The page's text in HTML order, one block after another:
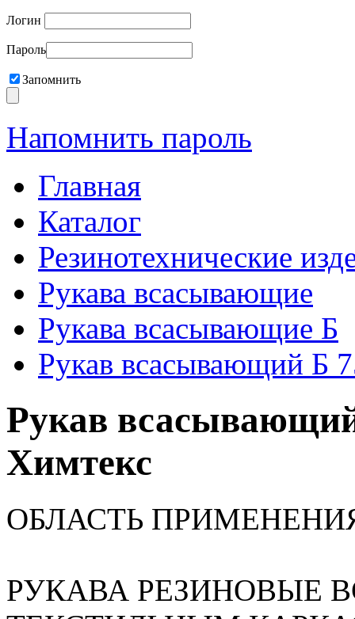
Логин
Пароль
Запомнить
Напомнить пароль
Главная
Каталог
Резинотехнические
Рукава всасывающие
Рукава всасывающие Б
Рукав всасывающий Б
Рукав
Химтекс
ОБЛАСТЬ
РУКАВА РЕЗИНОВЫЕ